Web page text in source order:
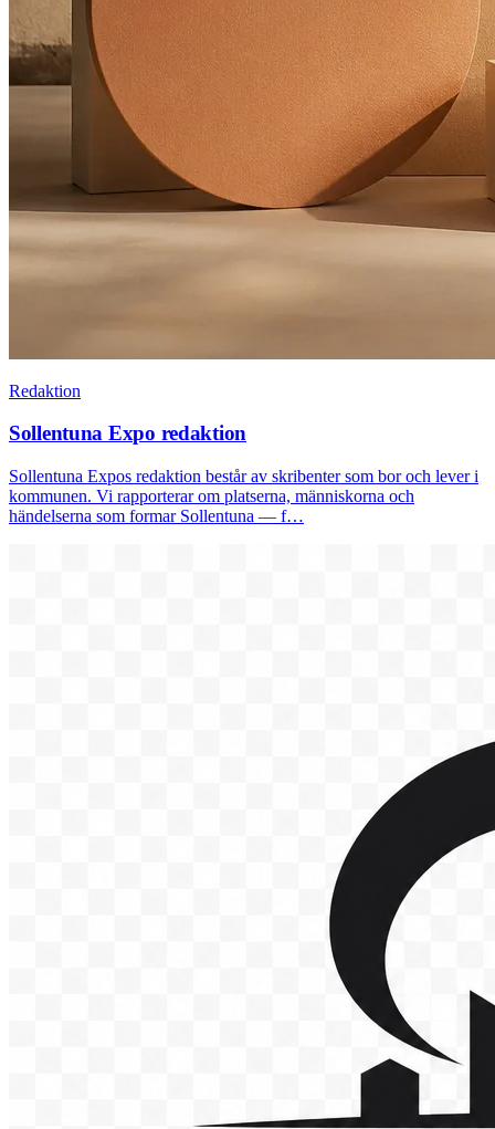
Redaktion
Sollentuna Expo redaktion
Sollentuna Expos redaktion består av skribenter som bor och lever i
kommunen. Vi rapporterar om platserna, människorna och
händelserna som formar Sollentuna — f…